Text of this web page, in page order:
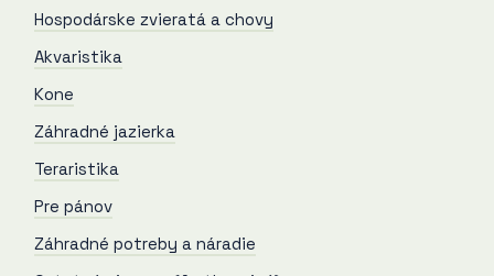
Hospodárske zvieratá a chovy
Akvaristika
Kone
Záhradné jazierka
Teraristika
Pre pánov
Záhradné potreby a náradie